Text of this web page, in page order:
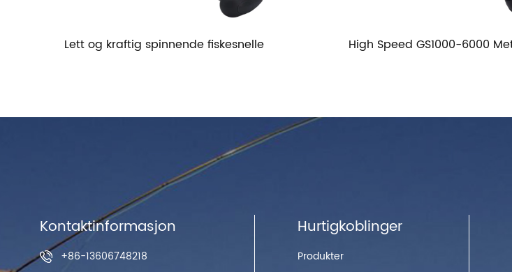
High Speed ​​GS1000-6000 Metal Wire Cup Fiske Spinning Reel
Kontaktinformasjon
+86-13606748218
Hurtigkoblinger
Produkter